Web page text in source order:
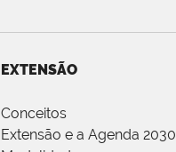
EXTENSÃO
Conceitos
Extensão e a Agenda 2030